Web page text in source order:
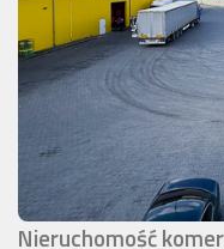
Nieruchomość